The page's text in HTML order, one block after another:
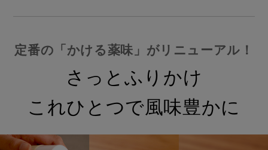
定番の「かける薬味」がリニューアル！
さっとふりかけ
これひとつで風味豊かに